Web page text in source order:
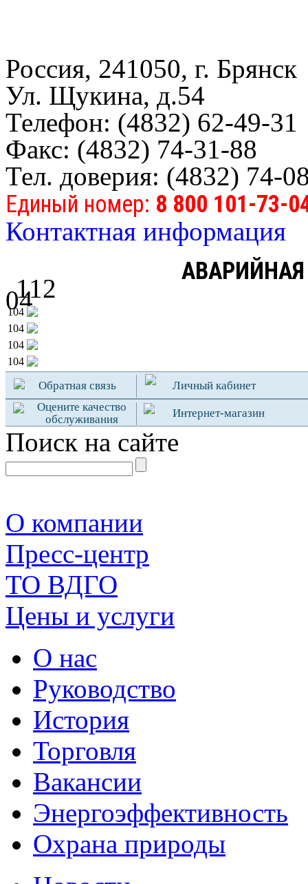
Россия, 241050, г. Брянск
Ул. Щукина, д.54
Телефон: (4832) 62-49-31
Факс: (4832) 74-31-88
Тел. доверия: (4832) 74-
Единый номер: 8 800 101-73-
Контактная информация
04
112
104
104
104
104
Обратная связь
Личный кабинет
Оцените качество
обслуживания
Интернет-магазин
Поиск на сайте
О компании
Пресс-центр
TO ВДГО
Цены и услуги
О нас
Руководство
История
Торговля
Вакансии
Энергоэффективность
Охрана природы